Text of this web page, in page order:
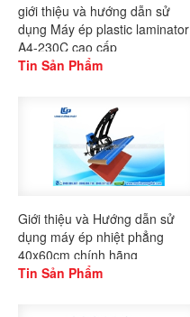
giới thiệu và hướng dẫn sử
dụng Máy ép plastic laminator
A4-230C cao cấp
Tin Sản Phẩm
Giới thiệu và Hướng dẫn sử
dụng máy ép nhiệt phẳng
40x60cm chính hãng
Gaoshang
Tin Sản Phẩm